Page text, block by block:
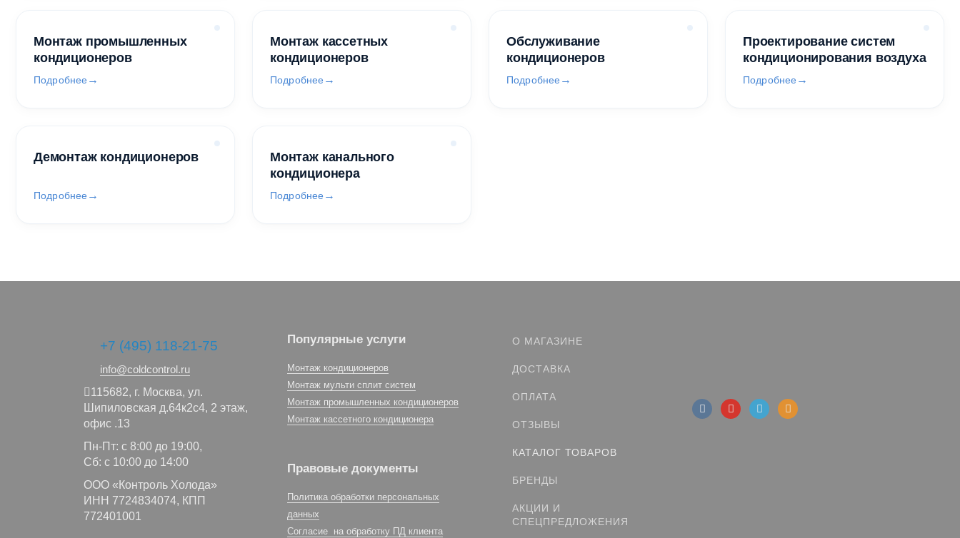
Монтаж промышленных
кондиционеров
Подробнее
Монтаж кассетных
кондиционеров
Подробнее
Обслуживание
кондиционеров
Подробнее
Проектирование систем
кондиционирования воздуха
Подробнее
Демонтаж кондиционеров
Подробнее
Монтаж канального
кондиционера
Подробнее
+7 (495) 118-21-75
info@coldcontrol.ru
115682, г. Москва, ул.
Шипиловская д.64к2с4, 2 этаж,
офис .13
Пн-Пт: с 8:00 до 19:00,
Сб: с 10:00 до 14:00
ООО «Контроль Холода»
ИНН 7724834074, КПП
772401001
Популярные услуги
Монтаж кондиционеров
Монтаж мульти сплит систем
Монтаж промышленных кондиционеров
Монтаж кассетного кондиционера
Правовые документы
Политика обработки персональных
данных
Согласие на обработку ПД клиента
О МАГАЗИНЕ
ДОСТАВКА
ОПЛАТА
ОТЗЫВЫ
КАТАЛОГ ТОВАРОВ
БРЕНДЫ
АКЦИИ И
СПЕЦПРЕДЛОЖЕНИЯ